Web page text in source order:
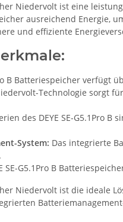
Niedervolt ist eine
ausreichend Energie,
und effiziente
B Batteriespeicher
Technologie sorgt
des DEYE SE-G5.1Pro
System: Das integrierte
SE-G5.1Pro B
Niedervolt ist die